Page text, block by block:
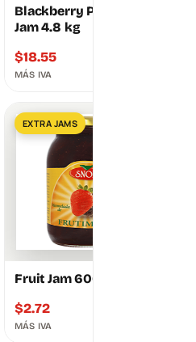
Blackberry Pastry
Jam 4.8 kg
$18.55
MÁS IVA
EXTRA JAMS
Fruit Jam 600g
$2.72
MÁS IVA